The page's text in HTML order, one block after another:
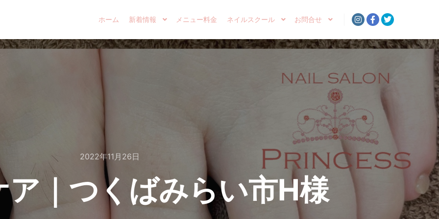
ホーム 新着情報 メニュー料金 ネイルスクール お問合せ
2022年11月26日
ア｜つくばみらい市H様